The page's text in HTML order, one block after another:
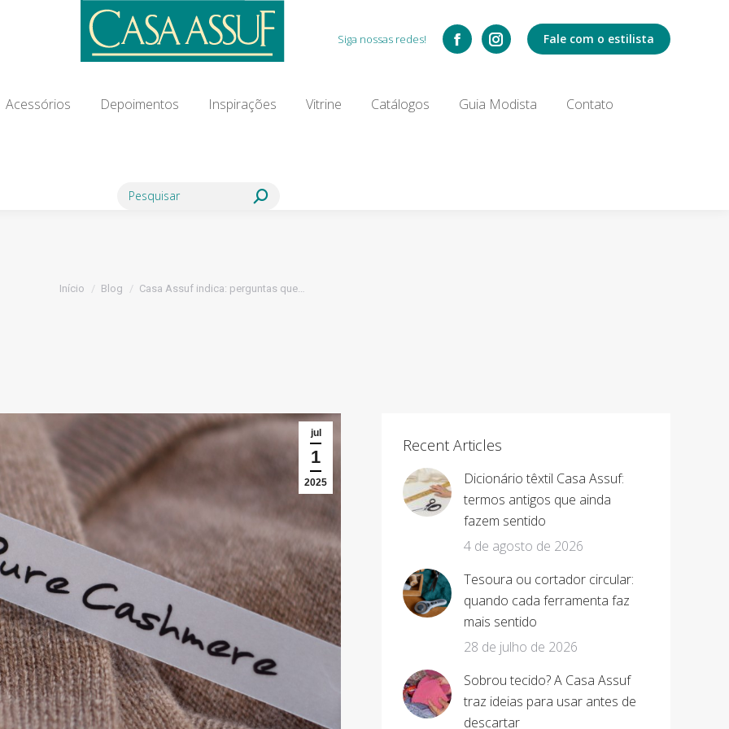
Siga nossas redes! Fale com o estilista
Acessórios Depoimentos Inspirações Vitrine Catálogos Guia Modista Contato
Search:
Você está aqui:
Início Blog Casa Assuf indica: perguntas que…
jul
1
2025
Recent Articles
Dicionário têxtil Casa Assuf:
termos antigos que ainda
fazem sentido
4 de agosto de 2026
Tesoura ou cortador circular:
quando cada ferramenta faz
mais sentido
28 de julho de 2026
Sobrou tecido? A Casa Assuf
traz ideias para usar antes de
descartar
Depoimentos Inspirações
Search: